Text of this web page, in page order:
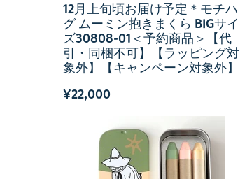
12月上旬頃お届け予定＊モチハ
グ ムーミン抱きまくら BIGサイ
ズ30808-01＜予約商品＞【代
引・同梱不可】【ラッピング対
象外】【キャンペーン対象外】
¥22,000